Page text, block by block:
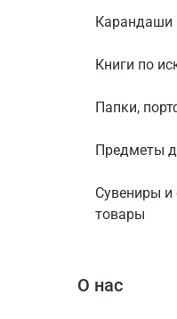
Карандаши
Книги по
Папки,
Предметы
Сувениры и
товары
О нас